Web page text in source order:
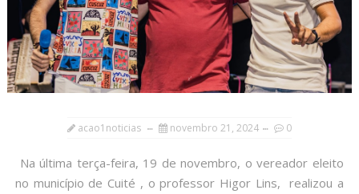
acao1noticias novembro 21, 2024 0
Na última terça-feira, 19 de novembro, o vereador eleito
no município de Cuité , o professor Higor Lins, realizou a